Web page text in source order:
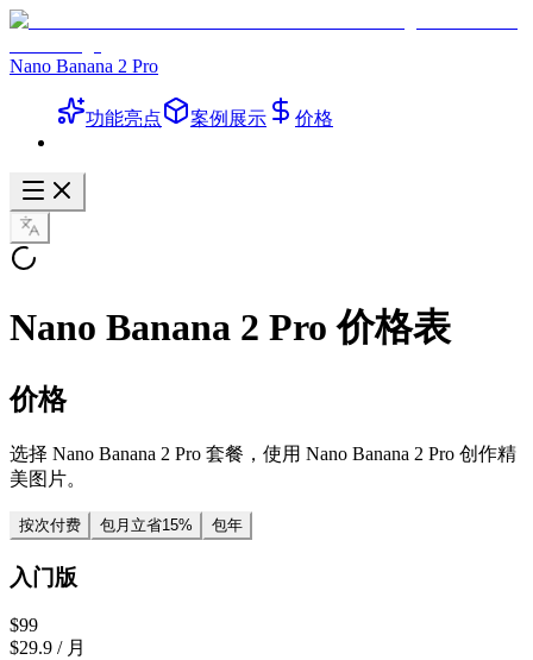
Nano Banana 2 Pro
功能亮点 案例展示 价格
Nano Banana 2 Pro 价格表
价格
选择 Nano Banana 2 Pro 套餐，使用 Nano Banana 2 Pro 创作精
美图片。
按次付费 包月 立省15% 包年
入门版
$99
$29.9 / 月